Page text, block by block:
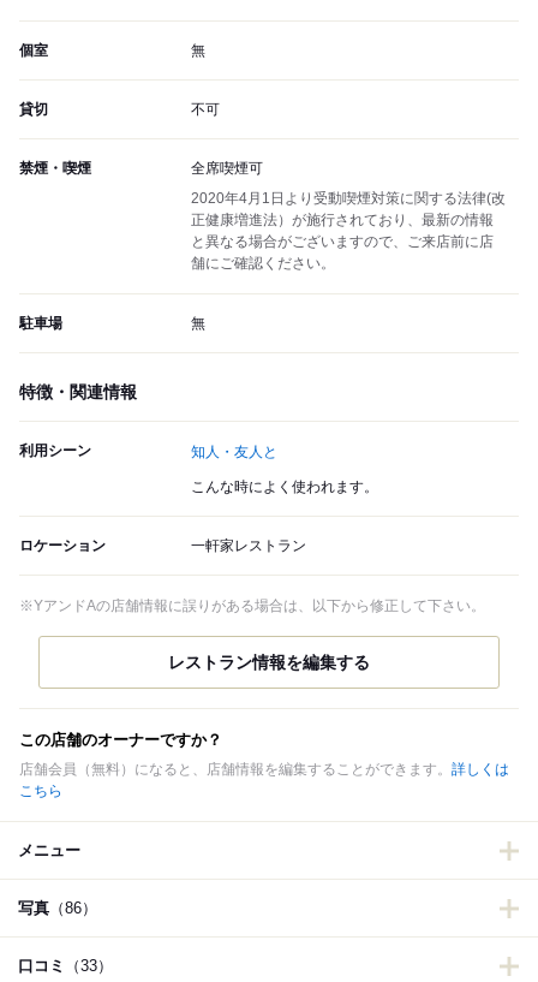
個室 無
貸切 不可
禁煙・喫煙
全席喫煙可
2020年4月1日より受動喫煙対策に関する法律(改
正健康増進法）が施行されており、最新の情報
と異なる場合がございますので、ご来店前に店
舗にご確認ください。
駐車場 無
特徴・関連情報
利用シーン 知人・友人と
こんな時によく使われます。
ロケーション 一軒家レストラン
※YアンドAの店舗情報に誤りがある場合は、以下から修正して下さい。
この店舗のオーナーですか？
店舗会員（無料）になると、店舗情報を編集することができます。 詳しくは
こちら
メニュー
写真 （86）
口コミ （33）